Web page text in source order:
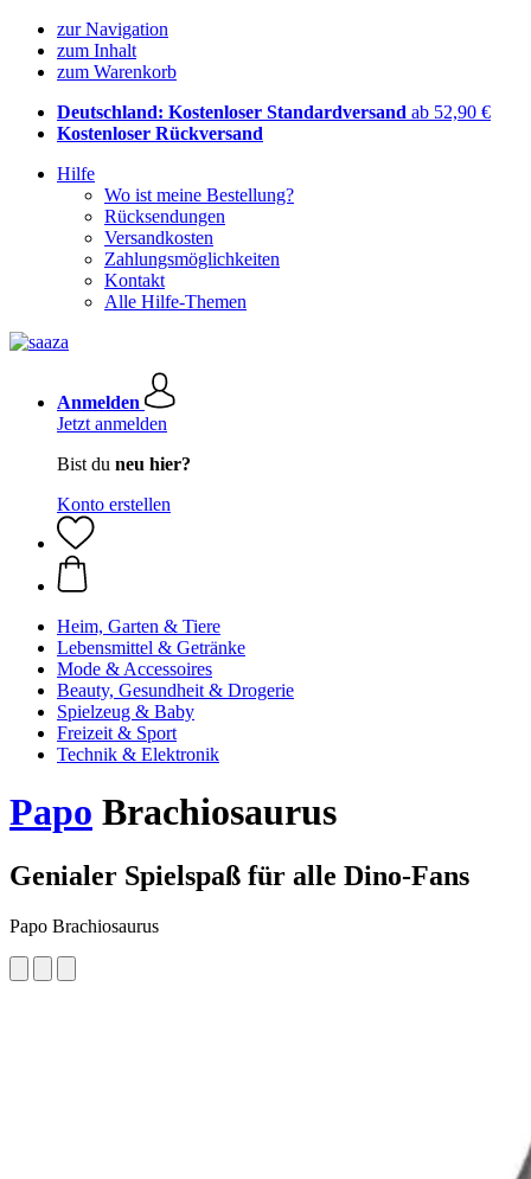
zur Navigation
zum Inhalt
zum Warenkorb
Deutschland: Kostenloser Standardversand ab 52,90 €
Kostenloser Rückversand
Hilfe
Wo ist meine Bestellung?
Rücksendungen
Versandkosten
Zahlungsmöglichkeiten
Kontakt
Alle Hilfe-Themen
Anmelden
Jetzt anmelden
Bist du neu hier?
Konto erstellen
Heim, Garten & Tiere
Lebensmittel & Getränke
Mode & Accessoires
Beauty, Gesundheit & Drogerie
Spielzeug & Baby
Freizeit & Sport
Technik & Elektronik
Papo Brachiosaurus
Genialer Spielspaß für alle Dino-Fans
Papo Brachiosaurus